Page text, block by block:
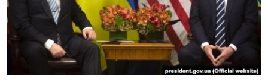
СВІДЧЕННЯ ОКУПАЦІЇ
УКРАЇНСЬКА ПРОБЛЕМА КРИМУ
ІНФОГРАФІКА
Qırımtatar
ДОЛУЧАЙСЯ!